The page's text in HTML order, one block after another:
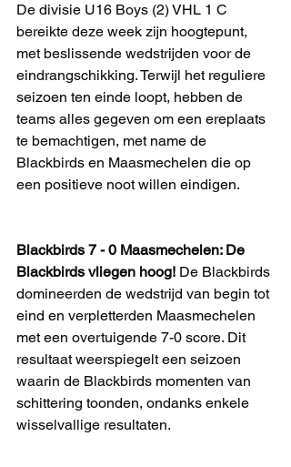
De divisie U16 Boys (2) VHL 1 C
bereikte deze week zijn hoogtepunt,
met beslissende wedstrijden voor de
eindrangschikking. Terwijl het reguliere
seizoen ten einde loopt, hebben de
teams alles gegeven om een ereplaats
te bemachtigen, met name de
Blackbirds en Maasmechelen die op
een positieve noot willen eindigen.
Blackbirds 7 - 0 Maasmechelen: De
Blackbirds vliegen hoog! De Blackbirds
domineerden de wedstrijd van begin tot
eind en verpletterden Maasmechelen
met een overtuigende 7-0 score. Dit
resultaat weerspiegelt een seizoen
waarin de Blackbirds momenten van
schittering toonden, ondanks enkele
wisselvallige resultaten.